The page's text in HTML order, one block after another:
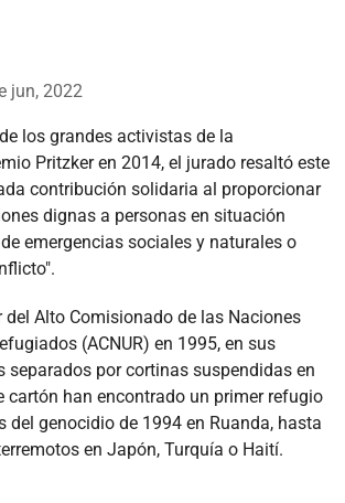
jun, 2022
los grandes activistas de la
Pritzker en 2014, el jurado resaltó este
contribución solidaria al proporcionar
dignas a personas en situación
emergencias sociales y naturales o
del Alto Comisionado de las Naciones
(ACNUR) en 1995, en sus
separados por cortinas suspendidas en
cartón han encontrado un primer refugio
del genocidio de 1994 en Ruanda, hasta
en Japón, Turquía o Haití.